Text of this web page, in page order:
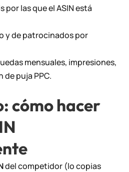
por las que el ASIN está
y de patrocinados por
mensuales, impresiones,
de puja PPC.
cómo hacer
del competidor (lo copias